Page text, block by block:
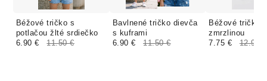
Béžové tričko s
potlačou žlté srdiečko
6.90 € 11.50 €
Bavlnené tričko dievča
s kuframi
6.90 € 11.50 €
Béžové tričko
zmrzlinou
7.75 € 12.92 €